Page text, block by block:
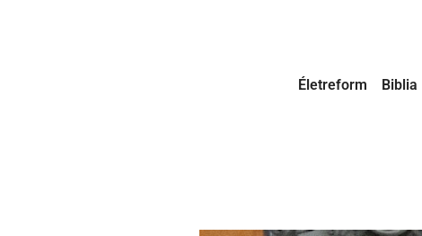
Életreform Biblia